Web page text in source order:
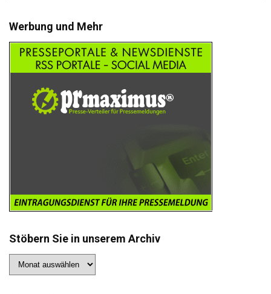
Werbung und Mehr
Stöbern Sie in unserem Archiv
Sie